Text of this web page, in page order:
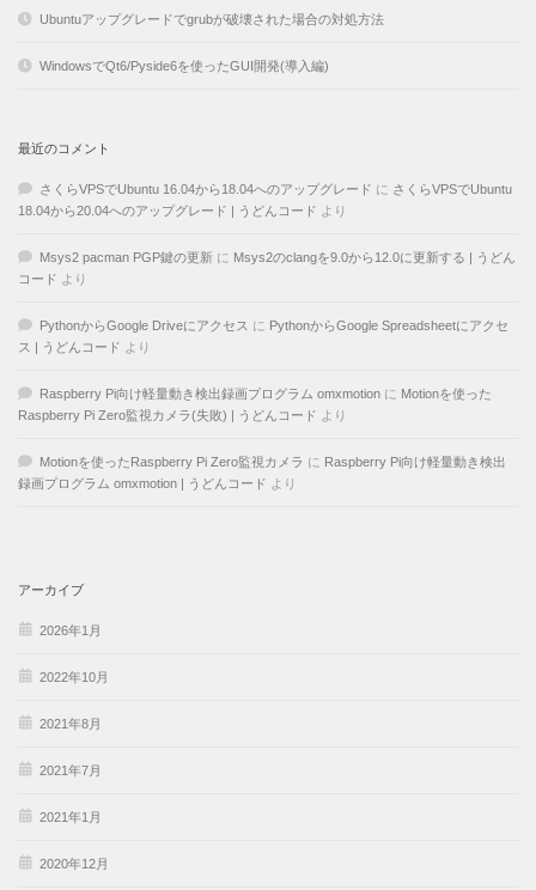
Ubuntuアップグレードでgrubが破壊された場合の対処方法
WindowsでQt6/Pyside6を使ったGUI開発(導入編)
最近のコメント
さくらVPSでUbuntu 16.04から18.04へのアップグレード に さくらVPSでUbuntu
18.04から20.04へのアップグレード | うどんコード より
Msys2 pacman PGP鍵の更新 に Msys2のclangを9.0から12.0に更新する | うどん
コード より
PythonからGoogle Driveにアクセス に PythonからGoogle Spreadsheetにアクセ
ス | うどんコード より
Raspberry Pi向け軽量動き検出録画プログラム omxmotion に Motionを使った
Raspberry Pi Zero監視カメラ(失敗) | うどんコード より
Motionを使ったRaspberry Pi Zero監視カメラ に Raspberry Pi向け軽量動き検出
録画プログラム omxmotion | うどんコード より
アーカイブ
2026年1月
2022年10月
2021年8月
2021年7月
2021年1月
2020年12月